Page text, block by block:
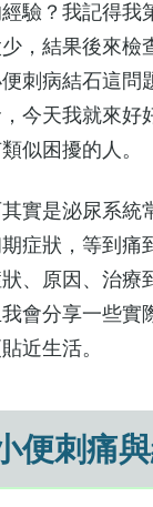
驗？我記得我
，結果後來檢
刺病結石這問
今天我就來好
似困擾的人。
實是泌尿系統
症狀，等到痛
、原因、治療
會分享一些實
近生活。
便刺痛